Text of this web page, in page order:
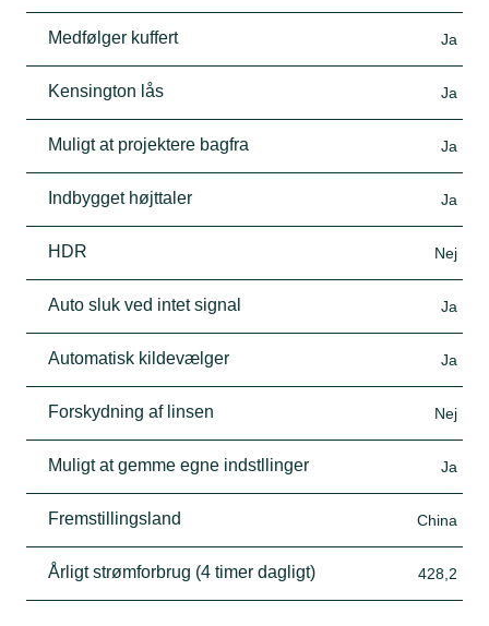
Medfølger kuffert Ja
Kensington lås Ja
Muligt at projektere bagfra Ja
Indbygget højttaler Ja
HDR Nej
Auto sluk ved intet signal Ja
Automatisk kildevælger Ja
Forskydning af linsen Nej
Muligt at gemme egne indstllinger Ja
Fremstillingsland China
Årligt strømforbrug (4 timer dagligt) 428,2